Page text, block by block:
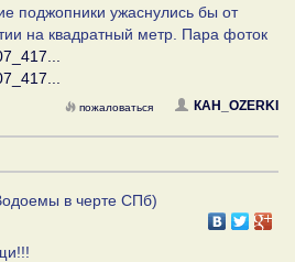
поджопники ужаснулись бы от
на квадратный метр. Пара фоток
КАH_OZERKI
пожаловаться
в черте СПб)